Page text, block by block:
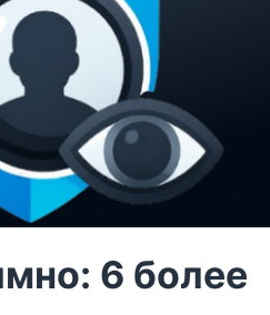
6 более